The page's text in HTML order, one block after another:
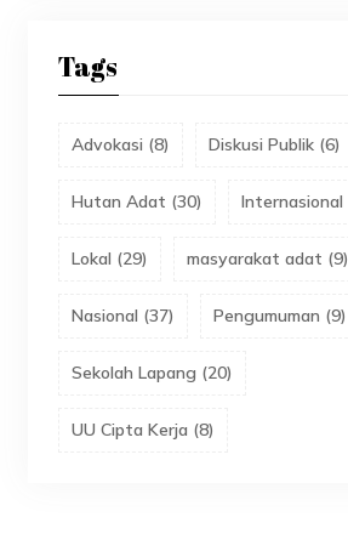
Tags
Advokasi (8) Diskusi Publik (6)
Hutan Adat (30) Internasional
Lokal (29) masyarakat adat (9)
Nasional (37) Pengumuman (9)
Sekolah Lapang (20)
UU Cipta Kerja (8)